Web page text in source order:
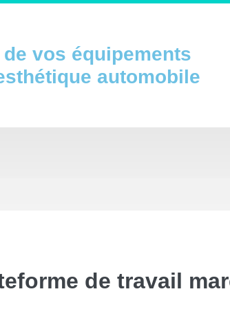
vos équipements
automobile
de travail